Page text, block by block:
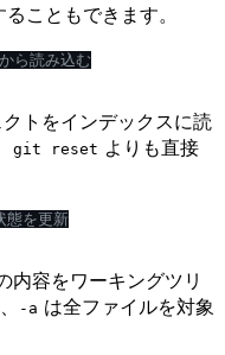
こともできます。
ら読み込む
トをインデックスに読
git reset よりも直接
態を更新
内容をワーキングツリ
-a は全ファイルを対象